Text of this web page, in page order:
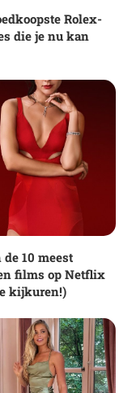
Rolex-
die je nu kan
10 meest
films op Netflix
kijkuren!)